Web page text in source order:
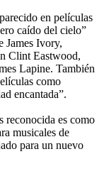
en películas
caído del cielo”
James Ivory,
Clint Eastwood,
Lapine. También
como
encantada”.
reconocida es como
musicales de
para un nuevo